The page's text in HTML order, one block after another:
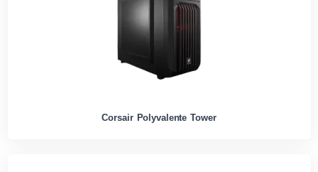
Corsair Polyvalente Tower